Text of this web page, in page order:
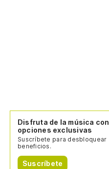
Disfruta de la música con
opciones exclusivas
Suscríbete para desbloquear
beneficios.
Suscríbete